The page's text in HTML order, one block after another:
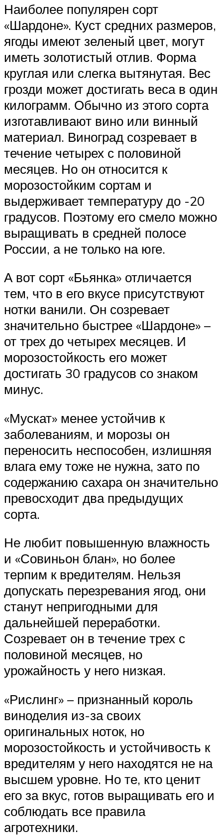
Наиболее популярен сорт
«Шардоне». Куст средних размеров,
ягоды имеют зеленый цвет, могут
иметь золотистый отлив. Форма
круглая или слегка вытянутая. Вес
грозди может достигать веса в один
килограмм. Обычно из этого сорта
изготавливают вино или винный
материал. Виноград созревает в
течение четырех с половиной
месяцев. Но он относится к
морозостойким сортам и
выдерживает температуру до -20
градусов. Поэтому его смело можно
выращивать в средней полосе
России, а не только на юге.
А вот сорт «Бьянка» отличается
тем, что в его вкусе присутствуют
нотки ванили. Он созревает
значительно быстрее «Шардоне» –
от трех до четырех месяцев. И
морозостойкость его может
достигать 30 градусов со знаком
минус.
«Мускат» менее устойчив к
заболеваниям, и морозы он
переносить неспособен, излишняя
влага ему тоже не нужна, зато по
содержанию сахара он значительно
превосходит два предыдущих
сорта.
Не любит повышенную влажность
и «Совиньон блан», но более
терпим к вредителям. Нельзя
допускать перезревания ягод, они
станут непригодными для
дальнейшей переработки.
Созревает он в течение трех с
половиной месяцев, но
урожайность у него низкая.
«Рислинг» – признанный король
виноделия из-за своих
оригинальных ноток, но
морозостойкость и устойчивость к
вредителям у него находятся не на
высшем уровне. Но те, кто ценит
его за вкус, готов выращивать его и
соблюдать все правила
агротехники.